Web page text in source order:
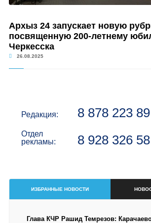
Архыз 24 запускает новую
посвященную 200-летнему
Черкесска
26.08.2025
Редакция: 8 878 223
Отдел
рекламы:
8 928 326
ИЗБРАННЫЕ НОВОСТИ
Глава КЧР Рашид Темрезов: